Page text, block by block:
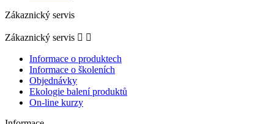
Zákaznický servis
Zákaznický servis  
Informace o produktech
Informace o školeních
Objednávky
Ekologie balení produktů
On-line kurzy